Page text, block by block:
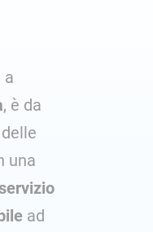
a
, è da
una
ad